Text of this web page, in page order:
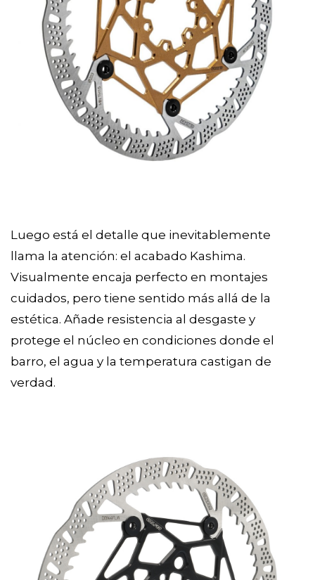
Luego está el detalle que inevitablemente
llama la atención: el acabado Kashima.
Visualmente encaja perfecto en montajes
cuidados, pero tiene sentido más allá de la
estética. Añade resistencia al desgaste y
protege el núcleo en condiciones donde el
barro, el agua y la temperatura castigan de
verdad.